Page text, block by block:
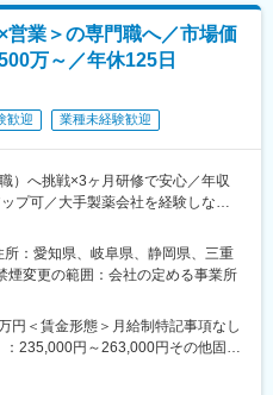
ニアであり、リーディングカンパ
、欧米を中心に多様なCSOサービ
Inizio Engageを親会社に持つジョイ
新規参入する企業のプロジェクトな
です。
を持った社員が活躍
名）を有しており、ほぼ全員が中
い福利厚生
営業＞の専門職へ／市場価
万～／年休125日
歓迎 業種未経験歓迎
）へ挑戦×3ヶ月研修で安心／年収
プ可／大手製薬会社を経験しなが
も多く安心してスタート可能
：愛知県、岐阜県、静岡県、三重
煙変更の範囲：会社の定める事業所
円＜賃金形態＞月給制特記事項なし
：235,000円～263,000円その他固定